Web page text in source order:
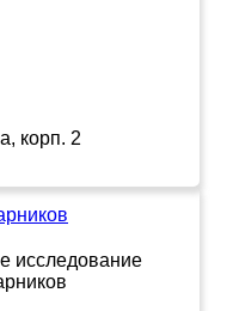
корп. 2